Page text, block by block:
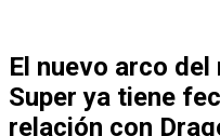
El nuevo arco del
Super ya tiene
relación con